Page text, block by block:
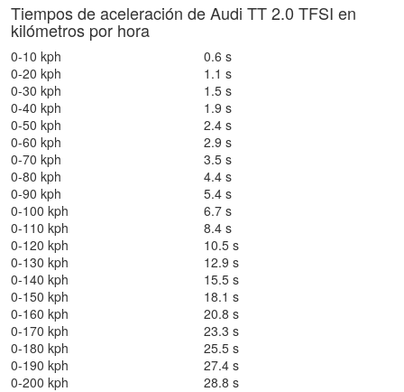
Tiempos de aceleración de Audi TT 2.0 TFSI en
kilómetros por hora
0-10 kph
0.6 s
0-20 kph
1.1 s
0-30 kph
1.5 s
0-40 kph
1.9 s
0-50 kph
2.4 s
0-60 kph
2.9 s
0-70 kph
3.5 s
0-80 kph
4.4 s
0-90 kph
5.4 s
0-100 kph
6.7 s
0-110 kph
8.4 s
0-120 kph
10.5 s
0-130 kph
12.9 s
0-140 kph
15.5 s
0-150 kph
18.1 s
0-160 kph
20.8 s
0-170 kph
23.3 s
0-180 kph
25.5 s
0-190 kph
27.4 s
0-200 kph
28.8 s